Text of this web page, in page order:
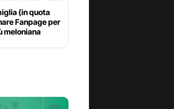
(in quota
Fanpage per
meloniana